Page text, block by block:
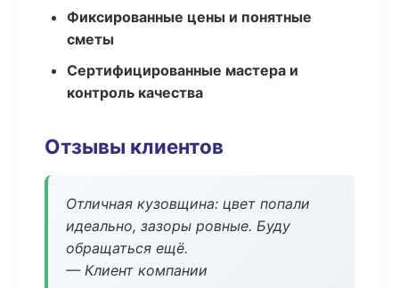
Фиксированные цены и понятные
сметы
Сертифицированные мастера и
контроль качества
Отзывы клиентов
Отличная кузовщина: цвет попали
идеально, зазоры ровные. Буду
обращаться ещё.
— Клиент компании